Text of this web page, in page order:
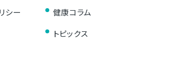
シー
健康コラム
トピックス